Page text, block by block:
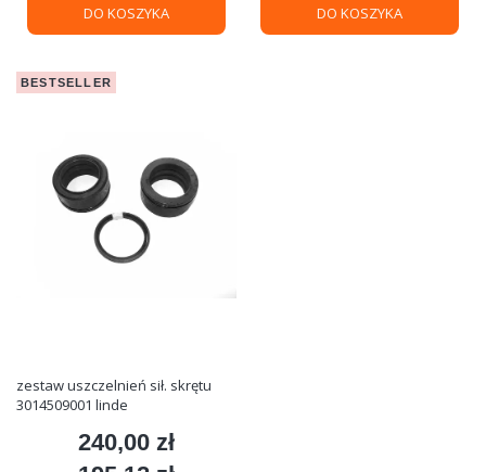
DO KOSZYKA DO KOSZYKA
BESTSELLER
zestaw uszczelnień sił. skrętu
3014509001 linde
Cena
240,00 zł